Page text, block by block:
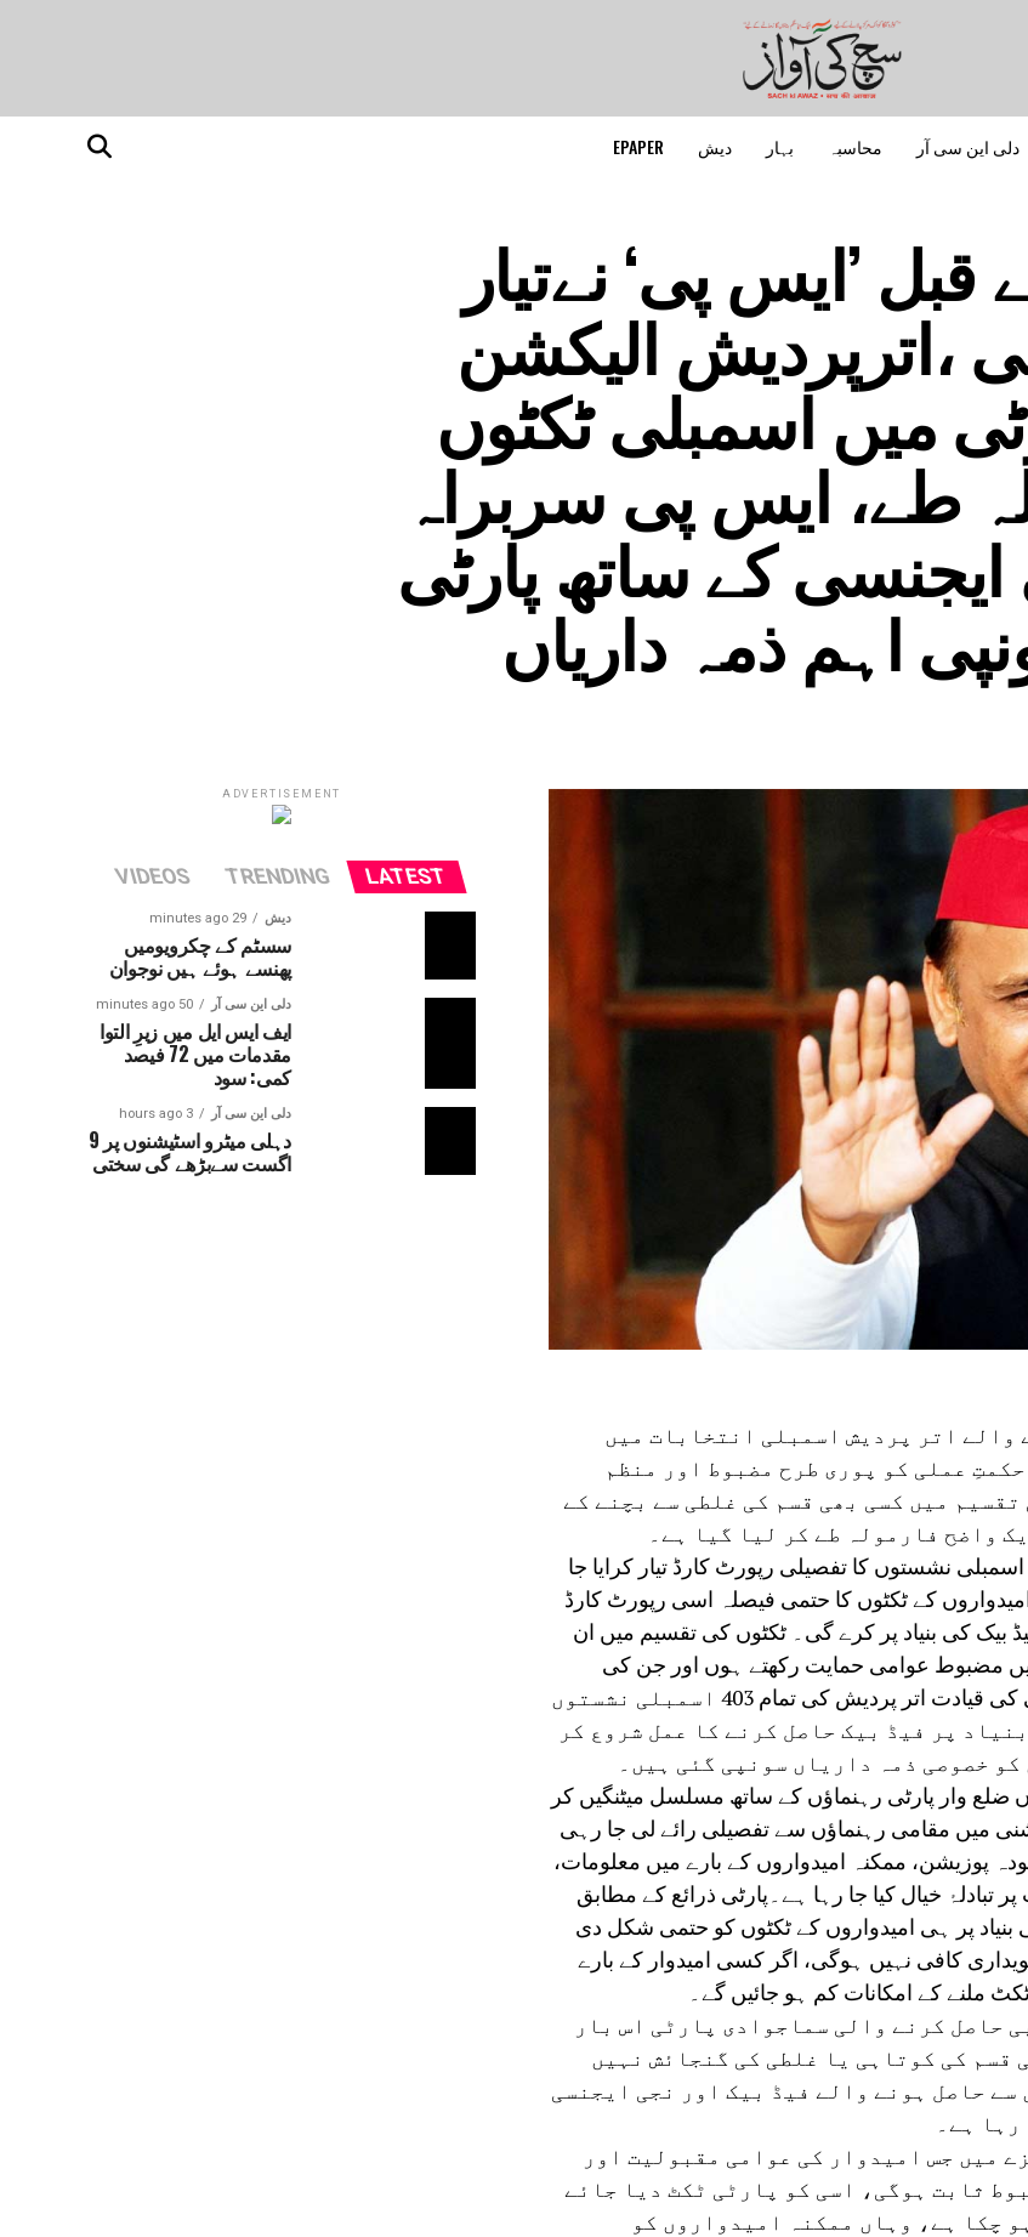
دلی این سی آر محاسبہ بہار دیش EPAPER
’ایس پی‘ نےتیار
الیکشن
میں اسمبلی ٹکٹوں
طے، ایس پی سربراہ
ایجنسی کے ساتھ پارٹی
اہم ذمہ داریاں
اتر پردیش اسمبلی انتخابات میں
عملی کو پوری طرح مضبوط اور منظم
میں کسی بھی قسم کی غلطی سے بچنے کے
واضح فارمولہ طے کر لیا گیا ہے۔
ایک نجی ایجنسی کے ذریعے ریاست کی تمام 403 اسمبلی نشستوں کا تفصیلی رپورٹ کارڈ تیار کرایا جا
کے ٹکٹوں کا حتمی فیصلہ اسی رپورٹ کارڈ
کی بنیاد پر کرے گی۔ ٹکٹوں کی تقسیم میں ان
مضبوط عوامی حمایت رکھتے ہوں اور جن کی
عوامی شبیہ مثبت اور بہتر ہو۔سماجوادی پارٹی کی قیادت اتر پردیش کی تمام 403 اسمبلی نشستوں
پر فیڈ بیک حاصل کرنے کا عمل شروع کر
خصوصی ذمہ داریاں سونپی گئی ہیں۔
ضلع وار پارٹی رہنماؤں کے ساتھ مسلسل میٹنگیں کر
میں مقامی رہنماؤں سے تفصیلی رائے لی جا رہی
پوزیشن، ممکنہ امیدواروں کے بارے میں معلومات،
خیال کیا جا رہا ہے۔پارٹی ذرائع کے مطابق
پر ہی امیدواروں کے ٹکٹوں کو حتمی شکل دی
کافی نہیں ہوگی، اگر کسی امیدوار کے بارے
ملنے کے امکانات کم ہو جائیں گے۔
حاصل کرنے والی سماجوادی پارٹی اس بار
قسم کی کوتاہی یا غلطی کی گنجائش نہیں
حاصل ہونے والے فیڈ بیک اور نجی ایجنسی
ہے۔
میں جس امیدوار کی عوامی مقبولیت اور
ثابت ہوگی، اسی کو پارٹی ٹکٹ دیا جائے
چکا ہے، وہاں ممکنہ امیدواروں کو
ADVERTISEMENT
LATEST
TRENDING
VIDEOS
دیش 29 minutes ago
سسٹم کے چکرویومیں
پھنسے ہوئے ہیں نوجوان
دلی این سی آر 50 minutes ago
ایف ایس ایل میں زیرِ التوا
مقدمات میں 72 فیصد
کمی: سود
دلی این سی آر 3 hours ago
دہلی میٹرو اسٹیشنوں پر 9
اگست سےبڑھے گی سختی